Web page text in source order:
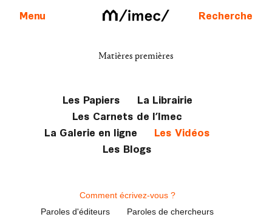
Menu Recherche
Matières premières
Les Papiers
La Librairie
Les Carnets de l’Imec
La Galerie en ligne
Les Vidéos
Les Blogs
Comment écrivez-vous ?
Paroles d'éditeurs
Paroles de chercheurs